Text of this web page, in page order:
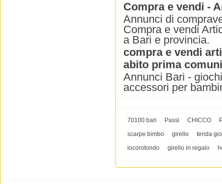
Compra e vendi -
Annunci di
Compra e vendi
a Bari e provincia.
compra e vendi
abito prima
Annunci Bari -
accessori per
70100 bari Passi CHICCO
scarpe bimbo
girello
tenda
locorotondo
girello in regalo